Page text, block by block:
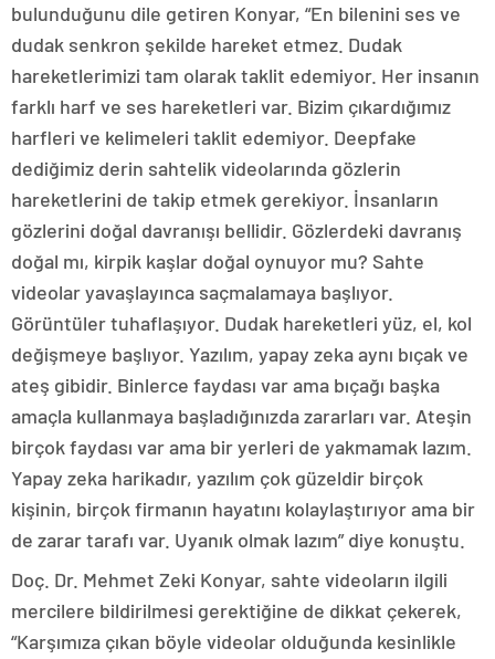
bulunduğunu dile getiren Konyar, “En bilenini ses ve
dudak senkron şekilde hareket etmez. Dudak
hareketlerimizi tam olarak taklit edemiyor. Her insanın
farklı harf ve ses hareketleri var. Bizim çıkardığımız
harfleri ve kelimeleri taklit edemiyor. Deepfake
dediğimiz derin sahtelik videolarında gözlerin
hareketlerini de takip etmek gerekiyor. İnsanların
gözlerini doğal davranışı bellidir. Gözlerdeki davranış
doğal mı, kirpik kaşlar doğal oynuyor mu? Sahte
videolar yavaşlayınca saçmalamaya başlıyor.
Görüntüler tuhaflaşıyor. Dudak hareketleri yüz, el, kol
değişmeye başlıyor. Yazılım, yapay zeka aynı bıçak ve
ateş gibidir. Binlerce faydası var ama bıçağı başka
amaçla kullanmaya başladığınızda zararları var. Ateşin
birçok faydası var ama bir yerleri de yakmamak lazım.
Yapay zeka harikadır, yazılım çok güzeldir birçok
kişinin, birçok firmanın hayatını kolaylaştırıyor ama bir
de zarar tarafı var. Uyanık olmak lazım” diye konuştu.
Doç. Dr. Mehmet Zeki Konyar, sahte videoların ilgili
mercilere bildirilmesi gerektiğine de dikkat çekerek,
“Karşımıza çıkan böyle videolar olduğunda kesinlikle